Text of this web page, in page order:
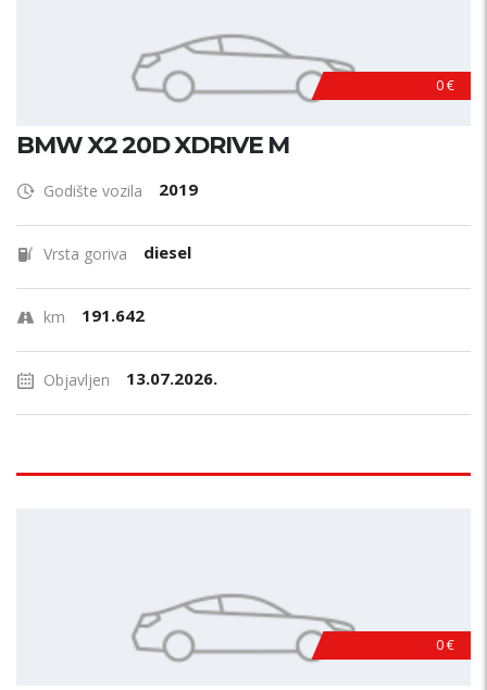
0 €
BMW X2 20D XDRIVE M
Godište vozila 2019
Vrsta goriva diesel
km 191.642
Objavljen 13.07.2026.
0 €